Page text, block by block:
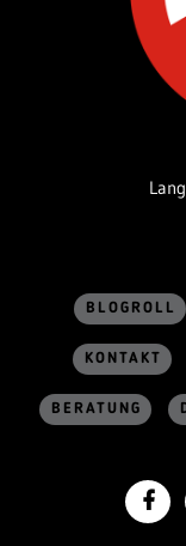
BLOGROLL
KONTAKT
BERATUNG